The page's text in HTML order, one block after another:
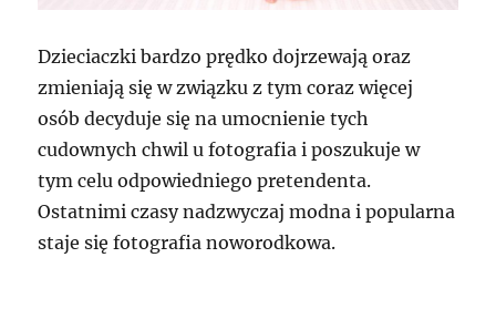
Dzieciaczki bardzo prędko dojrzewają oraz
zmieniają się w związku z tym coraz więcej
osób decyduje się na umocnienie tych
cudownych chwil u fotografia i poszukuje w
tym celu odpowiedniego pretendenta.
Ostatnimi czasy nadzwyczaj modna i popularna
staje się fotografia noworodkowa.